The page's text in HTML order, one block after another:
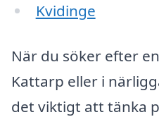
Kvidinge
När du söker efter
Kattarp eller i
det viktigt att tänka